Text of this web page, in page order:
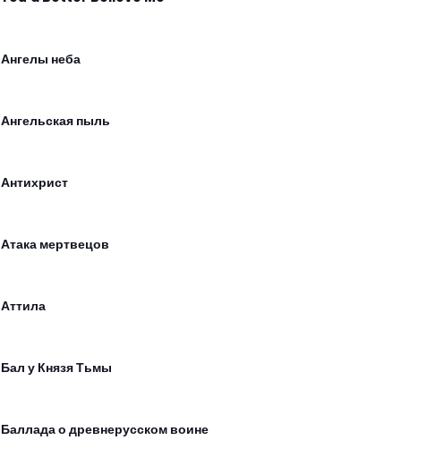
Ангелы неба
Ангельская пыль
Антихрист
Атака мертвецов
Аттила
Бал у Князя Тьмы
Баллада о древнерусском воине